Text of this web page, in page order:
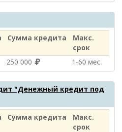
Сумма кредита
Макс.
срок
250 000 1‑60 мес.
"Денежный кредит под
Сумма кредита
Макс.
срок